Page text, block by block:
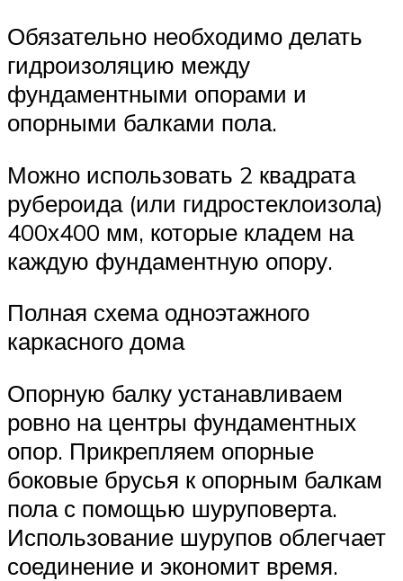
Обязательно необходимо делать
гидроизоляцию между
фундаментными опорами и
опорными балками пола.
Можно использовать 2 квадрата
рубероида (или гидростеклоизола)
400х400 мм, которые кладем на
каждую фундаментную опору.
Полная схема одноэтажного
каркасного дома
Опорную балку устанавливаем
ровно на центры фундаментных
опор. Прикрепляем опорные
боковые брусья к опорным балкам
пола с помощью шуруповерта.
Использование шурупов облегчает
соединение и экономит время.